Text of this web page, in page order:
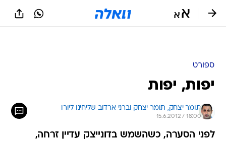
ספורט
יפות, יפות
תומר יצחק, תומר יצחק וברני ארדוב שליחינו ליורו
15.6.2012 / 18:00
לפני הסערה, כשהשמש בדונייצק עדיין זרחה,